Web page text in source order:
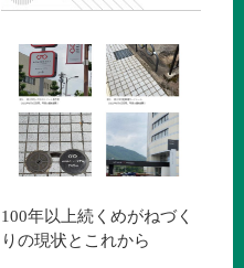
100年以上続くめがねづく
りの現状とこれから